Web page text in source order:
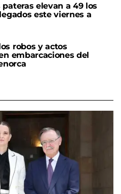
pateras elevan a 49 los
este viernes a
robos y actos
embarcaciones del